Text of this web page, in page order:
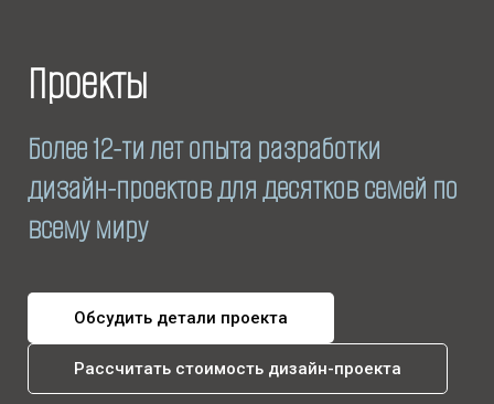
Проекты
Более 12-ти лет опыта разработки
дизайн-проектов для десятков семей по
всему миру
Обсудить детали проекта
Рассчитать стоимость дизайн-проекта